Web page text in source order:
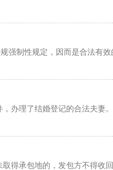
强制性规定，因而是合法有
办理了结婚登记的合法夫妻
得承包地的，发包方不得收